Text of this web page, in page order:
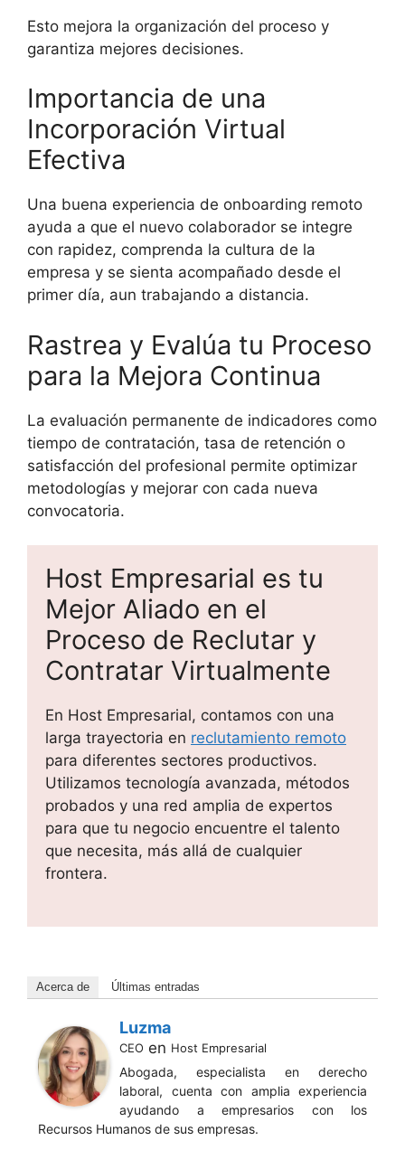
Esto mejora la organización del proceso y
garantiza mejores decisiones.
Importancia de una
Incorporación Virtual
Efectiva
Una buena experiencia de onboarding remoto
ayuda a que el nuevo colaborador se integre
con rapidez, comprenda la cultura de la
empresa y se sienta acompañado desde el
primer día, aun trabajando a distancia.
Rastrea y Evalúa tu Proceso
para la Mejora Continua
La evaluación permanente de indicadores como
tiempo de contratación, tasa de retención o
satisfacción del profesional permite optimizar
metodologías y mejorar con cada nueva
convocatoria.
Host Empresarial es tu
Mejor Aliado en el
Proceso de Reclutar y
Contratar Virtualmente
En Host Empresarial, contamos con una
larga trayectoria en reclutamiento remoto
para diferentes sectores productivos.
Utilizamos tecnología avanzada, métodos
probados y una red amplia de expertos
para que tu negocio encuentre el talento
que necesita, más allá de cualquier
frontera.
Acerca de Últimas entradas
Luzma
CEO en Host Empresarial
Abogada, especialista en derecho
laboral, cuenta con amplia experiencia
ayudando a empresarios con los
Recursos Humanos de sus empresas.